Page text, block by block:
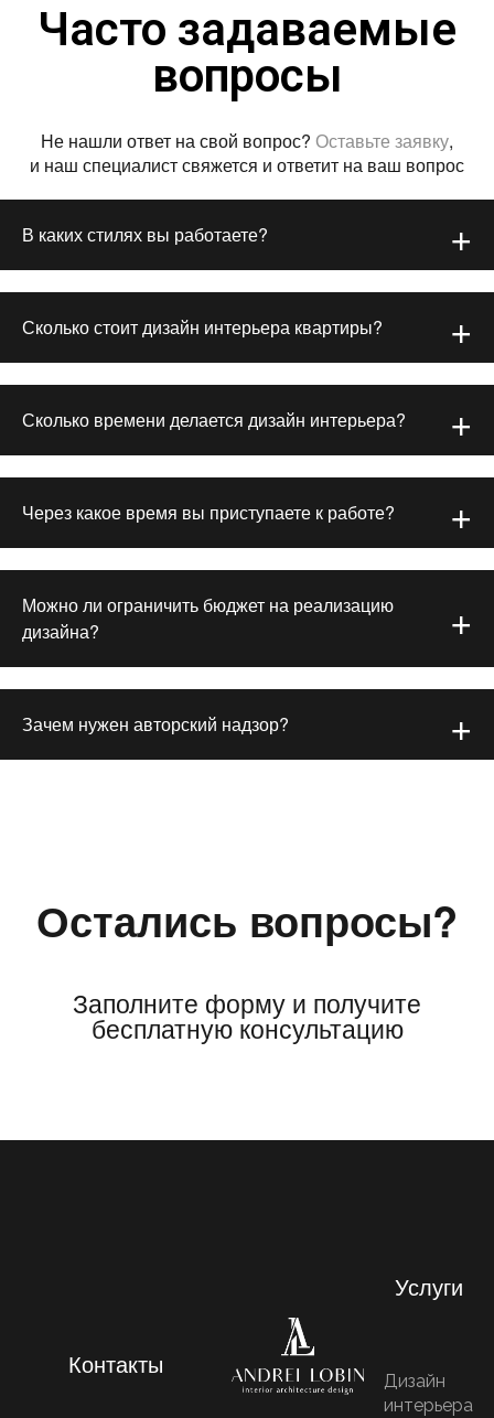
Часто задаваемые
вопросы
Не нашли ответ на свой вопрос? Оставьте заявку,
и наш специалист свяжется и ответит на ваш вопрос
В каких стилях вы работаете?
Сколько стоит дизайн интерьера квартиры?
Сколько времени делается дизайн интерьера?
Через какое время вы приступаете к работе?
Можно ли ограничить бюджет на реализацию
дизайна?
Зачем нужен авторский надзор?
Остались вопросы?
Заполните форму и получите
бесплатную консультацию
Контакты
Услуги
Дизайн
интерьера